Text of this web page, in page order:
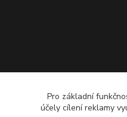
Pro základní
účely cílení reklamy